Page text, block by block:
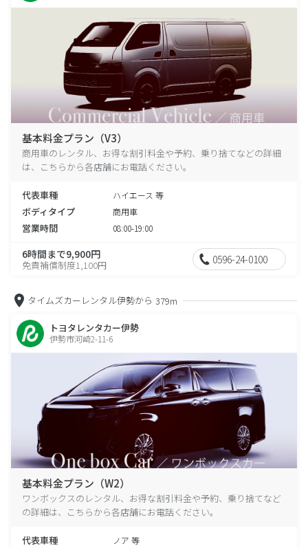
基本料金プラン（V3）
商用車のレンタル、お得な割引料金や予約、乗り捨てなどの詳細
は、こちらから各店舗にお電話ください。
代表車種 ハイエース 等
ボディタイプ 商用車
営業時間 08:00-19:00
6時間まで9,900円
免責補償制度1,100円 0596-24-0100
タイムズカーレンタル伊勢から 379m
トヨタレンタカー伊勢
伊勢市河崎2-11-6
基本料金プラン（W2）
ワンボックスのレンタル、お得な割引料金や予約、乗り捨てなど
の詳細は、こちらから各店舗にお電話ください。
代表車種 ノア 等